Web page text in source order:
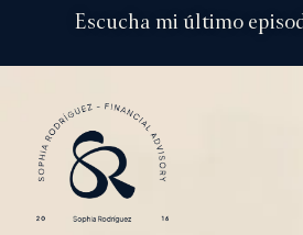
contenido
Escucha mi último